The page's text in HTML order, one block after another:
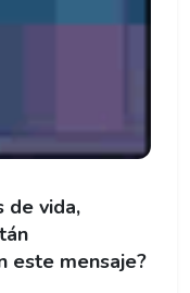
de vida,
este mensaje?